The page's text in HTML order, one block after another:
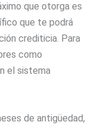
que otorga es
que te podrá
crediticia. Para
como
el sistema
de antigüedad,